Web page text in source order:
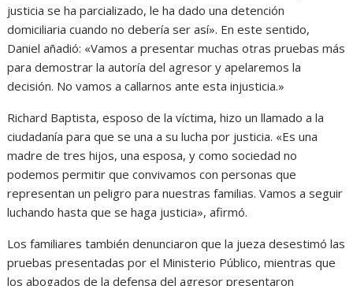
justicia se ha parcializado, le ha dado una detención
domiciliaria cuando no debería ser así». En este sentido,
Daniel añadió: «Vamos a presentar muchas otras pruebas más
para demostrar la autoría del agresor y apelaremos la
decisión. No vamos a callarnos ante esta injusticia.»
Richard Baptista, esposo de la víctima, hizo un llamado a la
ciudadanía para que se una a su lucha por justicia. «Es una
madre de tres hijos, una esposa, y como sociedad no
podemos permitir que convivamos con personas que
representan un peligro para nuestras familias. Vamos a seguir
luchando hasta que se haga justicia», afirmó.
Los familiares también denunciaron que la jueza desestimó las
pruebas presentadas por el Ministerio Público, mientras que
los abogados de la defensa del agresor presentaron